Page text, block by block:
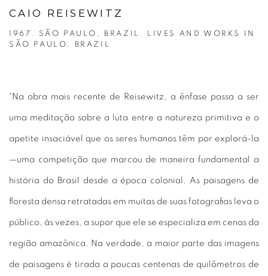
CAIO REISEWITZ
1967. SÃO PAULO, BRAZIL. LIVES AND WORKS IN
SÃO PAULO, BRAZIL
“Na obra mais recente de Reisewitz, a ênfase passa a ser
uma meditação sobre a luta entre a natureza primitiva e o
apetite insaciável que os seres humanos têm por explorá-la
—uma competição que marcou de maneira fundamental a
história do Brasil desde a época colonial. As paisagens de
floresta densa retratadas em muitas de suas fotografias leva o
público, às vezes, a supor que ele se especializa em cenas da
região amazônica. Na verdade, a maior parte das imagens
de paisagens é tirada a poucas centenas de quilômetros de